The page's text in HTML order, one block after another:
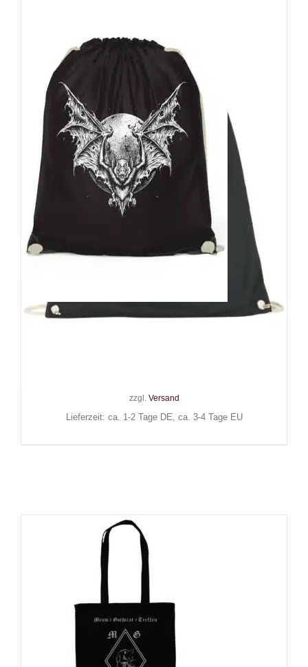
Easure Sporttasche Night
zzgl. Versand
Lieferzeit: ca. 1-2 Tage DE, ca. 3-4 Tage EU